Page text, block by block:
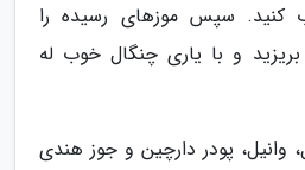
کنید. سپس موزهای رسیده را
و با یاری چنگال خوب له
وانیل، پودر دارچین و جوز هندی